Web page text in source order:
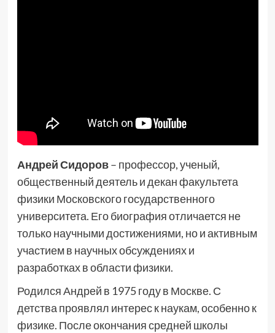
Андрей Сидоров– профессор, ученый,
общественный деятель и декан факультета
физики Московского государственного
университета. Его биография отличается не
только научными достижениями, но и активным
участием в научных обсуждениях и
разработках в области физики.
Родился Андрей в 1975 году в Москве. С
детства проявлял интерес к наукам, особенно к
физике. После окончания средней школы